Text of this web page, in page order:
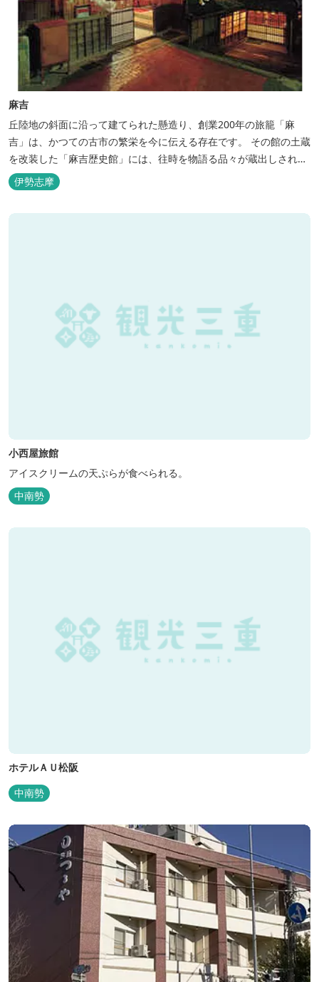
麻吉
丘陸地の斜面に沿って建てられた懸造り、創業200年の旅籠「麻
吉」は、かつての古市の繁栄を今に伝える存在です。 その館の土蔵
を改装した「麻吉歴史館」には、往時を物語る品々が蔵出しされ、
お伊勢参り華やかなりし頃へとお誘い致します。
伊勢志摩
小西屋旅館
アイスクリームの天ぷらが食べられる。
中南勢
ホテルＡＵ松阪
中南勢